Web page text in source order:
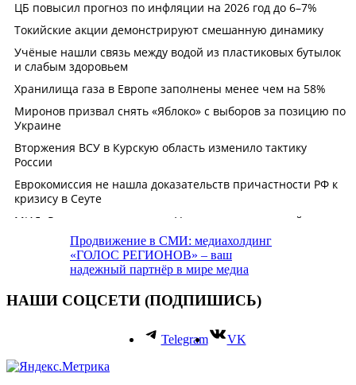
Продвижение в СМИ: медиахолдинг
«ГОЛОС РЕГИОНОВ» – ваш
надежный партнёр в мире медиа
НАШИ СОЦСЕТИ (ПОДПИШИСЬ)
Telegram VK